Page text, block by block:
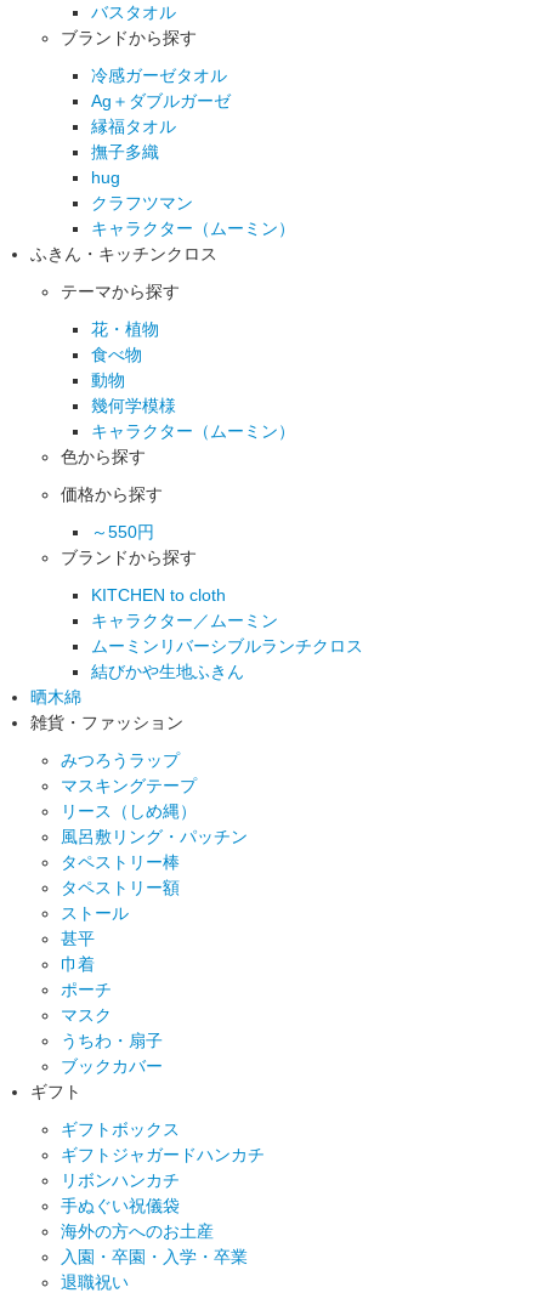
バスタオル
ブランドから探す
冷感ガーゼタオル
Ag＋ダブルガーゼ
縁福タオル
撫子多織
hug
クラフツマン
キャラクター（ムーミン）
ふきん・キッチンクロス
テーマから探す
花・植物
食べ物
動物
幾何学模様
キャラクター（ムーミン）
色から探す
価格から探す
～550円
ブランドから探す
KITCHEN to cloth
キャラクター／ムーミン
ムーミンリバーシブルランチクロス
結びかや生地ふきん
晒木綿
雑貨・ファッション
みつろうラップ
マスキングテープ
リース（しめ縄）
風呂敷リング・パッチン
タペストリー棒
タペストリー額
ストール
甚平
巾着
ポーチ
マスク
うちわ・扇子
ブックカバー
ギフト
ギフトボックス
ギフトジャガードハンカチ
リボンハンカチ
手ぬぐい祝儀袋
海外の方へのお土産
入園・卒園・入学・卒業
退職祝い